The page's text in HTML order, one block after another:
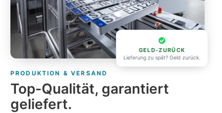
GELD-ZURÜCK
Lieferung zu spät? Geld zurück.
PRODUKTION & VERSAND
Top-Qualität, garantiert
geliefert.